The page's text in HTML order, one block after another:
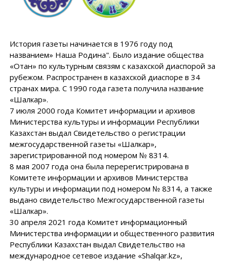
История газеты начинается в 1976 году под
названием» Наша Родина". Было издание общества
«Отан» по культурным связям с казахской диаспорой за
рубежом. Распространен в казахской диаспоре в 34
странах мира. С 1990 года газета получила название
«Шалкар».
7 июля 2000 года Комитет информации и архивов
Министерства культуры и информации Республики
Казахстан выдал Свидетельство о регистрации
межгосударственной газеты «Шалкар»,
зарегистрированной под номером № 8314.
8 мая 2007 года она была перерегистрирована в
Комитете информации и архивов Министерства
культуры и информации под номером № 8314, а также
выдано свидетельство Межгосударственной газеты
«Шалкар».
30 апреля 2021 года Комитет информационный
Министерства информации и общественного развития
Республики Казахстан выдал Свидетельство на
международное сетевое издание «Shalqar.kz»,